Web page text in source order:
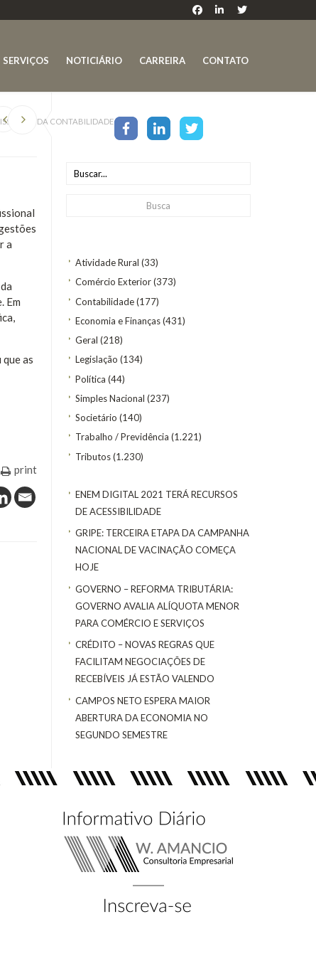
SERVIÇOS NOTICIÁRIO CARREIRA CONTATO
Atividade Rural (33)
Comércio Exterior(373)
Contabilidade(177)
Economia e Finanças(431)
Geral (218)
Legislação (134)
Política (44)
Simples Nacional (237)
Societário (140)
Trabalho / Previdência (1.221)
Tributos(1.230)
ENEM DIGITAL 2021 TERÁ RECURSOS
DE ACESSIBILIDADE
GRIPE: TERCEIRA ETAPA DA CAMPANHA
NACIONAL DE VACINAÇÃO COMEÇA
HOJE
GOVERNO – REFORMA TRIBUTÁRIA:
GOVERNO AVALIA ALÍQUOTA MENOR
PARA COMÉRCIO E SERVIÇOS
CRÉDITO – NOVAS REGRAS QUE
FACILITAM NEGOCIAÇÕES DE
RECEBÍVEIS JÁ ESTÃO VALENDO
CAMPOS NETO ESPERA MAIOR
ABERTURA DA ECONOMIA NO
SEGUNDO SEMESTRE
DA CONTABILIDADE
a
Em
as
print